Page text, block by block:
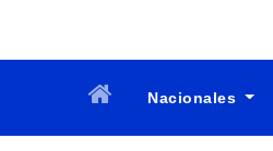
Nacionales